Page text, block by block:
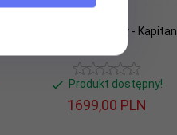
Kostium teatralny - Kapitan
Piratów
Produkt dostępny!
1699,00 PLN